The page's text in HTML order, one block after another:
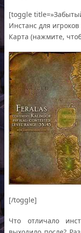
[toggle
Инстанс для игроков
Карта (нажмите,
[/toggle]
Что отличало